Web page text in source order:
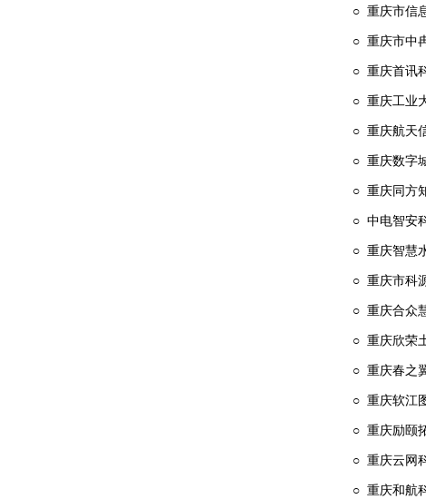
○ 重庆市信
○ 重庆市中
○ 重庆首讯
○ 重庆工业
○ 重庆航天
○ 重庆数字
○ 重庆同方
○ 中电智安
○ 重庆智慧
○ 重庆市科
○ 重庆合众
○ 重庆欣荣
○ 重庆春之
○ 重庆软江
○ 重庆励颐
○ 重庆云网
○ 重庆和航